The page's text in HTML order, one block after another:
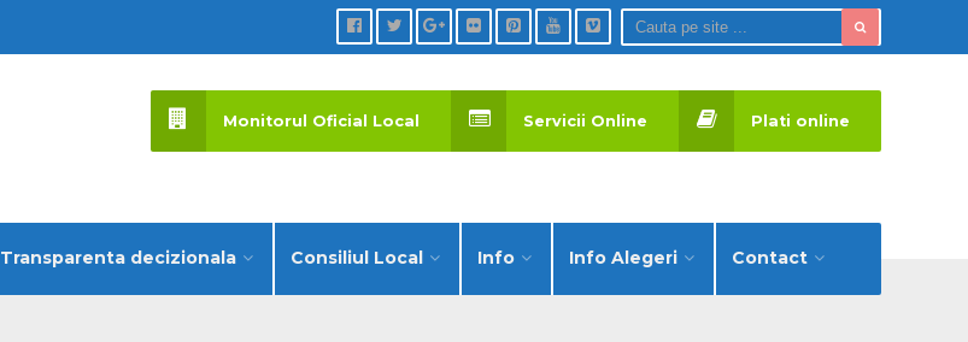
Transparenta decizionala Consiliul Local Info Info Alegeri Contact
Monitorul Oficial Local Servicii Online Plati online